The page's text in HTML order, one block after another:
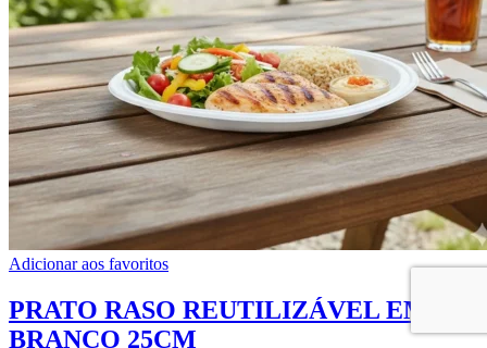
Adicionar aos favoritos
PRATO RASO REUTILIZÁVEL EM PS
BRANCO 25CM